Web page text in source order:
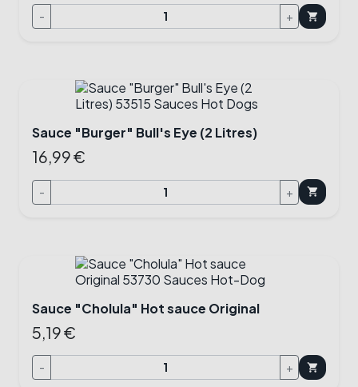
- + shopping_cart
Sauce "Burger" Bull's Eye (2 Litres)
16,99 €
- + shopping_cart
Sauce "Cholula" Hot sauce Original
5,19 €
- + shopping_cart